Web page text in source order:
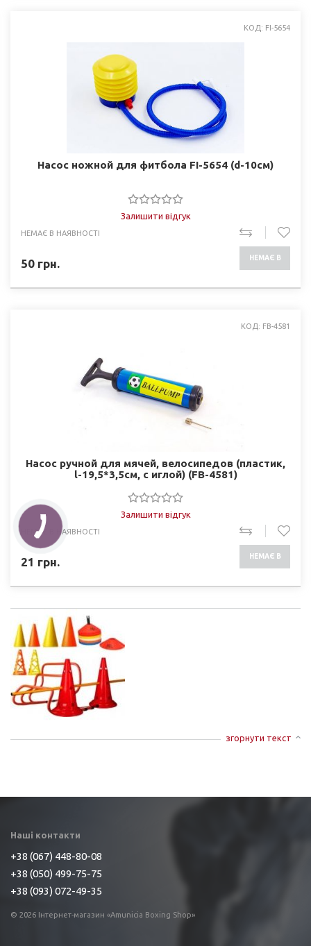
КОД: FI-5654
Насос ножной для фитбола FI-5654 (d-10см)
Залишити відгук
НЕМАЄ В НАЯВНОСТІ
50 грн. НЕМАЄ В
КОД: FB-4581
Насос ручной для мячей, велосипедов (пластик,
l-19,5*3,5см, с иглой) (FB-4581)
Залишити відгук
НЕМАЄ В НАЯВНОСТІ
21 грн. НЕМАЄ В
згорнути текст
Наші контакти
+38 (067) 448-80-08
+38 (050) 499-75-75
+38 (093) 072-49-35
© 2026 Інтернет-магазин «Amunicia Boxing Shop»